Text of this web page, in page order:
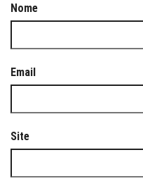
Nome
Email
Site